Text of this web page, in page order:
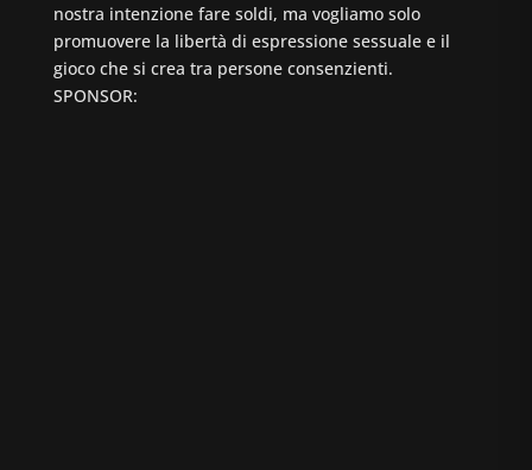
nostra intenzione fare soldi, ma vogliamo solo
promuovere la libertà di espressione sessuale e il
gioco che si crea tra persone consenzienti.
SPONSOR: